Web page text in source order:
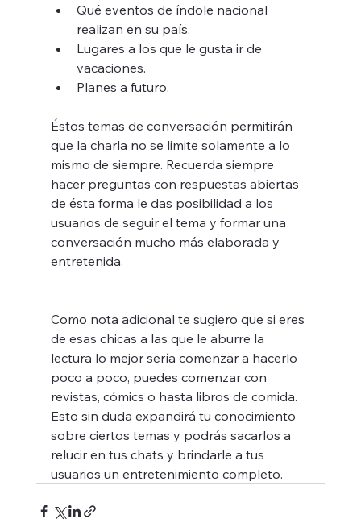
Qué eventos de índole nacional
realizan en su país.
Lugares a los que le gusta ir de
vacaciones.
Planes a futuro.
Éstos temas de conversación permitirán
que la charla no se limite solamente a lo
mismo de siempre. Recuerda siempre
hacer preguntas con respuestas abiertas
de ésta forma le das posibilidad a los
usuarios de seguir el tema y formar una
conversación mucho más elaborada y
entretenida.
Como nota adicional te sugiero que si eres
de esas chicas a las que le aburre la
lectura lo mejor sería comenzar a hacerlo
poco a poco, puedes comenzar con
revistas, cómics o hasta libros de comida.
Esto sin duda expandirá tu conocimiento
sobre ciertos temas y podrás sacarlos a
relucir en tus chats y brindarle a tus
usuarios un entretenimiento completo.